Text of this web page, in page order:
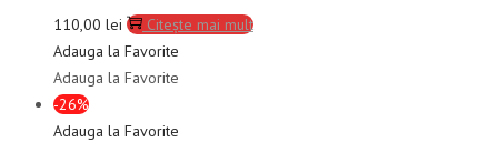
110,00 lei
Citește mai mult
Adauga la Favorite
Adauga la Favorite
-26%
Adauga la Favorite